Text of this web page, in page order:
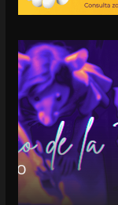
OPINIÓN
LA
2026
4 agosto,